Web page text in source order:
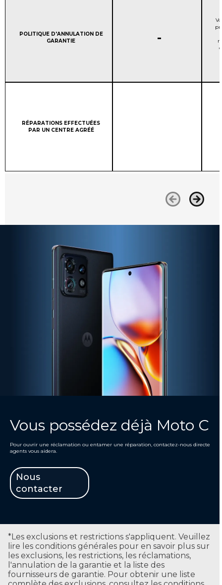
Column 1:
POLITIQUE D'ANNULATION DE
GARANTIE
Column 1:
RÉPARATIONS EFFECTUÉES
PAR UN CENTRE AGRÉÉ
-
Vous possédez déjà Moto
Pour ouvrir une réclamation ou entamer une réparation, contactez-nous
agents vous aidera.
Nous
contacter
*Les exclusions et restrictions s'appliquent. Veuillez
lire les conditions générales pour en savoir plus sur
les exclusions, les restrictions, les réclamations,
l'annulation de la garantie et la liste des
fournisseurs de garantie. Pour obtenir une liste